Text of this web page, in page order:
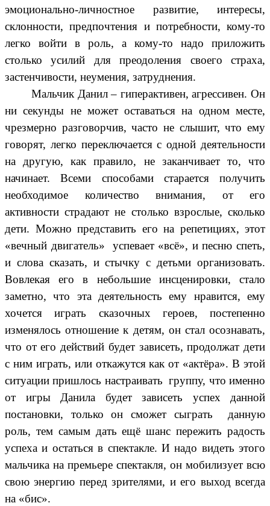
эмоционально-личностное развитие, интересы,
склонности, предпочтения и потребности, кому-то
легко войти в роль, а кому-то надо приложить
столько усилий для преодоления своего страха,
застенчивости, неумения, затруднения.
Мальчик Данил – гиперактивен, агрессивен. Он
ни секунды не может оставаться на одном месте,
чрезмерно разговорчив, часто не слышит, что ему
говорят, легко переключается с одной деятельности
на другую, как правило, не заканчивает то, что
начинает. Всеми способами старается получить
необходимое количество внимания, от его
активности страдают не столько взрослые, сколько
дети. Можно представить его на репетициях, этот
«вечный двигатель» успевает «всё», и песню спеть,
и слова сказать, и стычку с детьми организовать.
Вовлекая его в небольшие инсценировки, стало
заметно, что эта деятельность ему нравится, ему
хочется играть сказочных героев, постепенно
изменялось отношение к детям, он стал осознавать,
что от его действий будет зависеть, продолжат дети
с ним играть, или откажутся как от «актёра». В этой
ситуации пришлось настраивать группу, что именно
от игры Данила будет зависеть успех данной
постановки, только он сможет сыграть данную
роль, тем самым дать ещё шанс пережить радость
успеха и остаться в спектакле. И надо видеть этого
мальчика на премьере спектакля, он мобилизует всю
свою энергию перед зрителями, и его выход всегда
на «бис».